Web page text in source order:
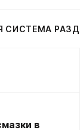
СИСТЕМА
в